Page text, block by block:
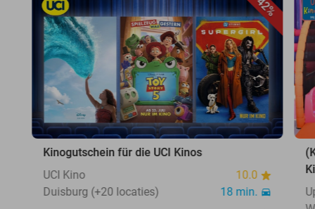
42%
Kinogutschein für die UCI Kinos
UCI Kino
10.0
Duisburg (+20 locaties)
18 min.